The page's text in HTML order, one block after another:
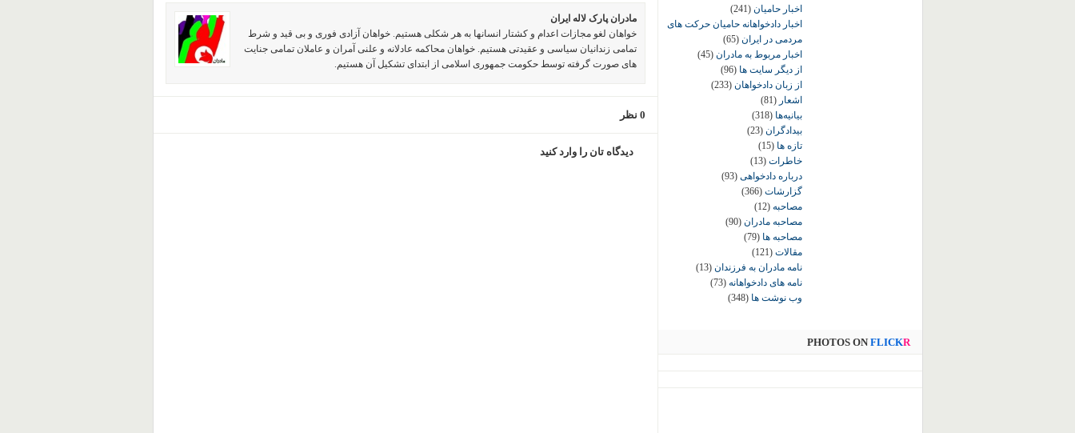
مادران پارک لاله ایران
خواهان لغو مجازات اعدام و کشتار انسانها به هر شکلی هستیم. خواهان آزادی فوری و بی قید و شرط
تمامی زندانیان سیاسی و عقیدتی هستیم. خواهان محاکمه عادلانه و علنی آمران و عاملان تمامی جنایت
های صورت گرفته توسط حکومت جمهوری اسلامی از ابتدای تشکیل آن هستیم.
0 نظر
دیدگاه تان را وارد کنید
اخبار حامیان (241)
اخبار دادخواهانه حامیان حرکت های
مردمی در ایران (65)
اخبار مربوط به مادران (45)
از دیگر سایت ها (96)
از زبان دادخواهان (233)
اشعار (81)
بیانیه‌ها (318)
بیدادگران (23)
تازه ها (15)
خاطرات (13)
درباره دادخواهی (93)
گزارشات (366)
مصاحبه (12)
مصاحبه مادران (90)
مصاحبه ها (79)
مقالات (121)
نامه مادران به فرزندان (13)
نامه های دادخواهانه (73)
وب نوشت ها (348)
PHOTOS ON FLICKR